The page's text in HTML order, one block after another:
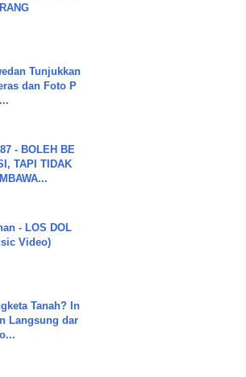
Tunjukkan
dan Foto P
- BOLEH BE
TAPI TIDAK
- LOS DOL
Video)
Tanah? In
Langsung dar